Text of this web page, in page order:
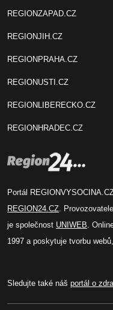
REGIONZAPAD.CZ
REGIONJIH.CZ
REGIONPRAHA.CZ
REGIONUSTI.CZ
REGIONLIBERECKO.CZ
REGIONHRADEC.CZ
Portál
REGION24.CZ .
je společnost UNIWEB .
1997 a poskytuje tvorbu
Sledujte také náš portál o